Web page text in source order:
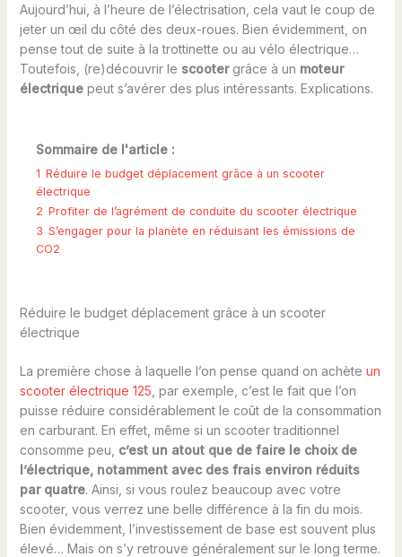
Aujourd’hui, à l’heure de l’électrisation, cela vaut le coup de
jeter un œil du côté des deux-roues. Bien évidemment, on
pense tout de suite à la trottinette ou au vélo électrique…
Toutefois, (re)découvrir le scootergrâce à un moteur
électriquepeut s’avérer des plus intéressants. Explications.
Sommaire de l'article :
1 Réduire le budget déplacement grâce à un scooter
électrique
2 Profiter de l’agrément de conduite du scooter électrique
3 S’engager pour la planète en réduisant les émissions de
CO2
Réduire le budget déplacement grâce à un scooter
électrique
La première chose à laquelle l’on pense quand on achète un
scooter électrique 125 , par exemple, c’est le fait que l’on
puisse réduire considérablement le coût de la consommation
en carburant. En effet, même si un scooter traditionnel
consomme peu, c’est un atout que de faire le choix de
l’électrique, notamment avec des frais environ réduits
par quatre. Ainsi, si vous roulez beaucoup avec votre
scooter, vous verrez une belle différence à la fin du mois.
Bien évidemment, l’investissement de base est souvent plus
élevé… Mais on s’y retrouve généralement sur le long terme.